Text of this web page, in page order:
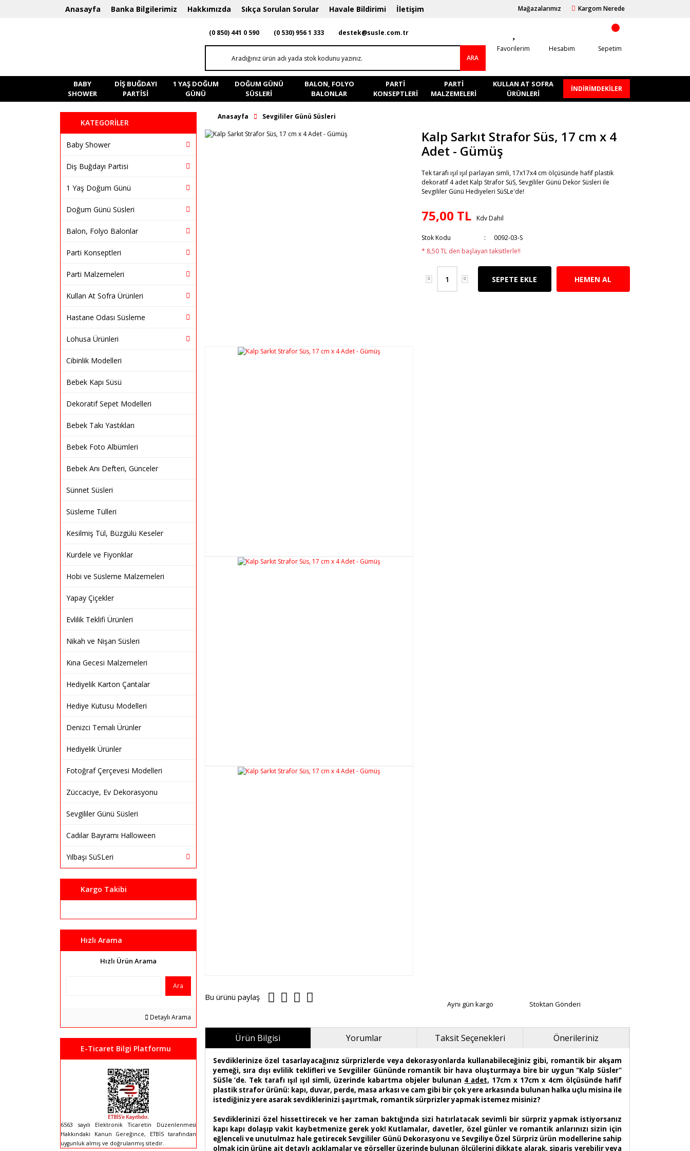
Anasayfa Banka Bilgilerimiz Hakkımızda Sıkça Sorulan Sorular Havale Bildirimi İletişim Mağazalarımız Kargom Nerede
(0 850) 441 0 590 (0 530) 956 1 333 destek@susle.com.tr
ARA
Favorilerim Hesabım Sepetim
BABY
SHOWER
DIŞ BUĞDAYI
PARTISI
1 YAŞ DOĞUM
GÜNÜ
DOĞUM GÜNÜ
SÜSLERI
BALON, FOLYO
BALONLAR
PARTI
KONSEPTLERI
PARTI
MALZEMELERI
KULLAN AT SOFRA
ÜRÜNLERI
İNDİRİMDEKİLER
KATEGORİLER
Baby Shower
Diş Buğdayı Partisi
1 Yaş Doğum Günü
Doğum Günü Süsleri
Balon, Folyo Balonlar
Parti Konseptleri
Parti Malzemeleri
Kullan At Sofra Ürünleri
Hastane Odası Süsleme
Lohusa Ürünleri
Cibinlik Modelleri
Bebek Kapı Süsü
Dekoratif Sepet Modelleri
Bebek Takı Yastıkları
Bebek Foto Albümleri
Bebek Anı Defteri, Günceler
Sünnet Süsleri
Süsleme Tülleri
Kesilmiş Tül, Büzgülü Keseler
Kurdele ve Fiyonklar
Hobi ve Süsleme Malzemeleri
Yapay Çiçekler
Evlilik Teklifi Ürünleri
Nikah ve Nişan Süsleri
Kına Gecesi Malzemeleri
Hediyelik Karton Çantalar
Hediye Kutusu Modelleri
Denizci Temalı Ürünler
Hediyelik Ürünler
Fotoğraf Çerçevesi Modelleri
Züccaciye, Ev Dekorasyonu
Sevgililer Günü Süsleri
Cadılar Bayramı Halloween
Yılbaşı SüSLeri
Kargo Takibi
Hızlı Arama
Hızlı Ürün Arama
Ara
Detaylı Arama
E-Ticaret Bilgi Platformu
6563 sayılı Elektronik Ticaretin Düzenlenmesi
Hakkındaki Kanun Gereğince, ETBİS tarafından
uygunluk almış ve doğrulanmış sitedir.
Anasayfa Sevgililer Günü Süsleri
Kalp Sarkıt Strafor Süs, 17 cm x 4
Adet - Gümüş
Tek tarafı ışıl ışıl parlayan simli, 17x17x4 cm ölçüsünde hafif plastik
dekoratif 4 adet Kalp Strafor SüS, Sevgililer Günü Dekor Süsleri ile
Sevgililer Günü Hediyeleri SüSLe'de!
75,00 TL Kdv Dahil
Stok Kodu
0092-03-S
* 8,50 TL den başlayan taksitlerle!!
SEPETE EKLE HEMEN AL
Bu ürünü paylaş
Aynı gün kargo Stoktan Gönderi
Ürün Bilgisi Yorumlar Taksit Seçenekleri Önerileriniz
Sevdiklerinize özel tasarlayacağınız sürprizlerde veya dekorasyonlarda kullanabileceğiniz gibi, romantik bir akşam
yemeği, sıra dışı evlilik teklifleri ve Sevgililer Gününde romantik bir hava oluşturmaya bire bir uygun "Kalp Süsler"
SüSle ‘de. Tek tarafı ışıl ışıl simli, üzerinde kabartma objeler bulunan 4 adet, 17cm x 17cm x 4cm ölçüsünde hafif
plastik strafor ürünü: kapı, duvar, perde, masa arkası ve cam gibi bir çok yere arkasında bulunan halka uçlu misina ile
istediğiniz yere asarak sevdiklerinizi şaşırtmak, romantik sürprizler yapmak istemez misiniz?
Sevdiklerinizi özel hissettirecek ve her zaman baktığında sizi hatırlatacak sevimli bir sürpriz yapmak istiyorsanız
kapı kapı dolaşıp vakit kaybetmenize gerek yok! Kutlamalar, davetler, özel günler ve romantik anlarınızı sizin için
eğlenceli ve unutulmaz hale getirecek Sevgililer Günü Dekorasyonu ve Sevgiliye Özel Sürpriz ürün modellerine sahip
olmak için ürüne ait detaylı açıklamalar ve görseller üzerinde bulunan ölçülerini dikkate alarak, sipariş verebilir veya